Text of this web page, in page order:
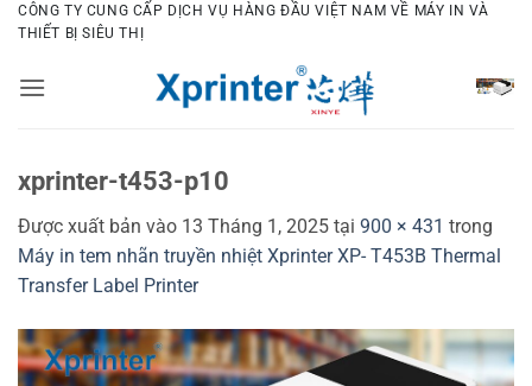
Bỏ
qua
dung
CÔNG TY CUNG CẤP DỊCH VỤ HÀNG ĐẦU VIỆT NAM VỀ MÁY IN VÀ
THIẾT BỊ SIÊU THỊ
xprinter-t453-p10
Được xuất bản vào 13 Tháng 1, 2025 tại 900 × 431 trong
Máy in tem nhãn truyền nhiệt Xprinter XP- T453B Thermal
Transfer Label Printer